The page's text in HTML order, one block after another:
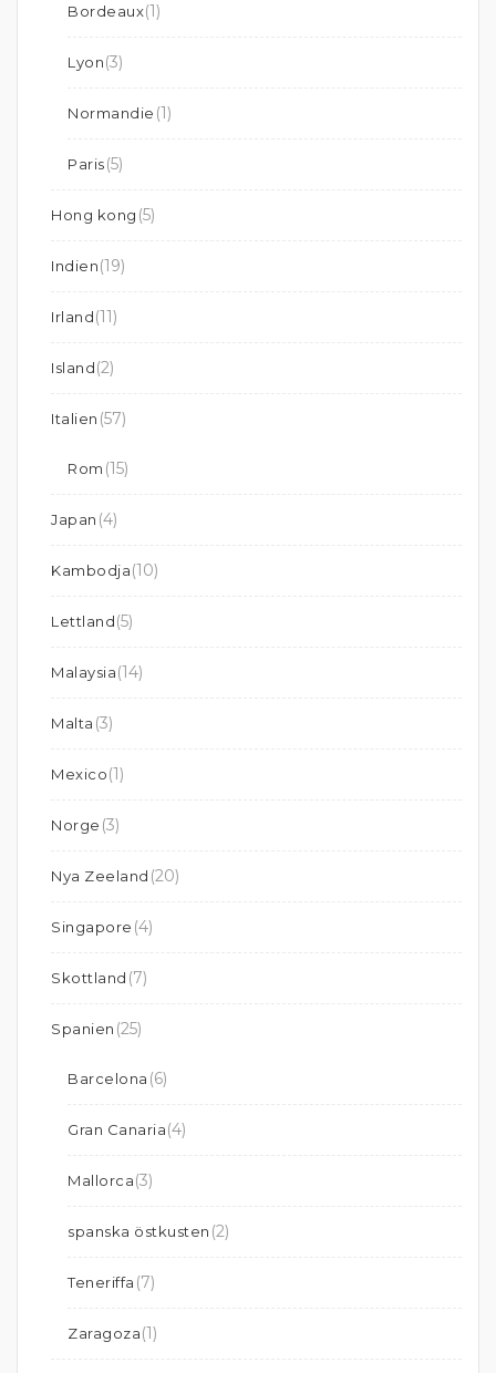
Bordeaux(1)
Lyon(3)
Normandie (1)
Paris(5)
Hong kong (5)
Indien(19)
Irland(11)
Island(2)
Italien (57)
Rom (15)
Japan (4)
Kambodja(10)
Lettland(5)
Malaysia(14)
Malta (3)
Mexico(1)
Norge (3)
Nya Zeeland (20)
Singapore (4)
Skottland (7)
Spanien (25)
Barcelona (6)
Gran Canaria(4)
Mallorca(3)
spanska östkusten (2)
Teneriffa (7)
Zaragoza(1)